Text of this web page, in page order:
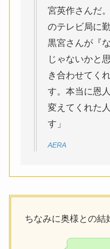
宮英作さんだ
のテレビ局に
黒宮さんが『
じゃないかと
き合わせてく
す。本当に恩
変えてくれた
す」
AERA
ちなみに奥様との結